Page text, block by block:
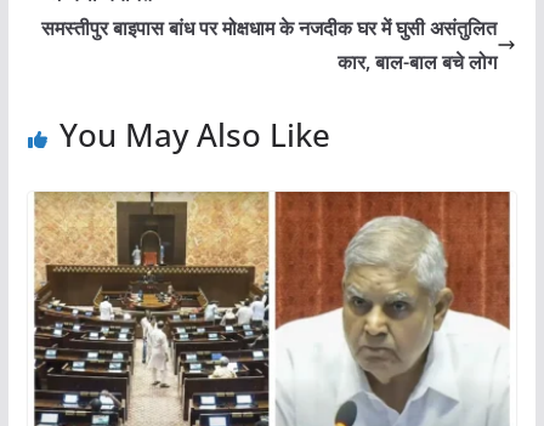
समस्तीपुर बाइपास बांध पर मोक्षधाम के नजदीक घर में घुसी असंतुलित
कार, बाल-बाल बचे लोग
You May Also Like